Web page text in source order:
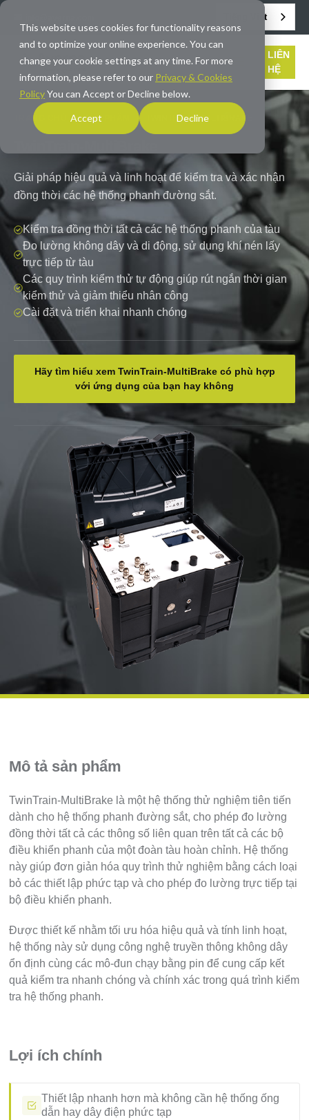
This website uses cookies for functionality reasons
and to optimize your online experience. You can
change your cookie settings at any time. For more
information, please refer to our Privacy & Cookies
PolicyYou can Accept or Decline below.
Accept Decline
Tiếng Việt
LIÊN
HỆ
TRANG CHỦ / SẢN PHẨM / TWINTRAIN-MULTIBRAKE
Giải pháp hiệu quả và linh hoạt để kiểm tra và xác nhận
đồng thời các hệ thống phanh đường sắt.
Kiểm tra đồng thời tất cả các hệ thống phanh của tàu
Đo lường không dây và di động, sử dụng khí nén lấy
trực tiếp từ tàu
Các quy trình kiểm thử tự động giúp rút ngắn thời gian
kiểm thử và giảm thiểu nhân công
Cài đặt và triển khai nhanh chóng
Hãy tìm hiểu xem TwinTrain-MultiBrake có phù hợp
với ứng dụng của bạn hay không
Mô tả sản phẩm
TwinTrain-MultiBrake là một hệ thống thử nghiệm tiên tiến
dành cho hệ thống phanh đường sắt, cho phép đo lường
đồng thời tất cả các thông số liên quan trên tất cả các bộ
điều khiển phanh của một đoàn tàu hoàn chỉnh. Hệ thống
này giúp đơn giản hóa quy trình thử nghiệm bằng cách loại
bỏ các thiết lập phức tạp và cho phép đo lường trực tiếp tại
bộ điều khiển phanh.
Được thiết kế nhằm tối ưu hóa hiệu quả và tính linh hoạt,
hệ thống này sử dụng công nghệ truyền thông không dây
ổn định cùng các mô-đun chạy bằng pin để cung cấp kết
quả kiểm tra nhanh chóng và chính xác trong quá trình kiểm
tra hệ thống phanh.
Lợi ích chính
Thiết lập nhanh hơn mà không cần hệ thống ống
dẫn hay dây điện phức tạp